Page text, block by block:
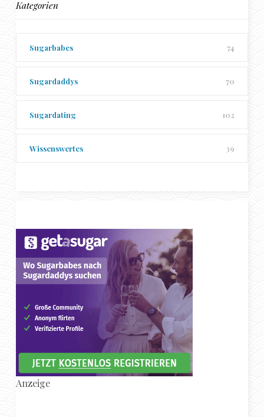
Kategorien
Sugarbabes 74
Sugardaddys 70
Sugardating 102
Wissenswertes 39
Anzeige